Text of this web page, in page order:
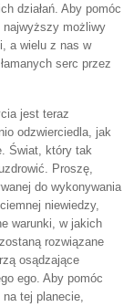
działań. Aby pomóc
najwyższy możliwy
a wielu z nas w
serc przez
jest teraz
odzwierciedla, jak
Świat, który tak
Proszę,
do wykonywania
niewiedzy,
warunki, w jakich
rozwiązane
osądzające
ego. Aby pomóc
tej planecie,